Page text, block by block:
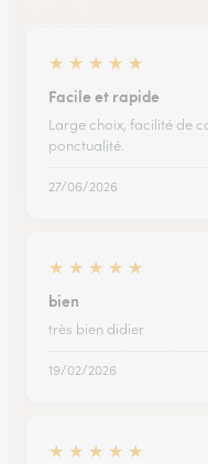
★ ★ ★ ★ ★
Facile et rapide
Large choix, facilité de
ponctualité.
27/06/2026
★ ★ ★ ★ ★
bien
très bien didier
19/02/2026
★ ★ ★ ★ ★